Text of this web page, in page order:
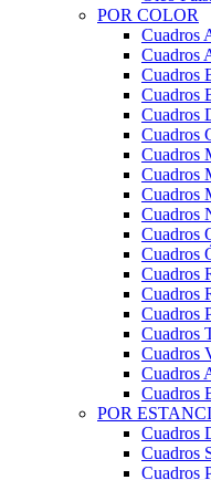
POR COLOR
Cuadros
Cuadros
Cuadros
Cuadros
Cuadros
Cuadros
Cuadros
Cuadros
Cuadros
Cuadros
Cuadros
Cuadros
Cuadros
Cuadros
Cuadros
Cuadros
Cuadros
Cuadros
Cuadros
POR
Cuadros
Cuadros
Cuadros